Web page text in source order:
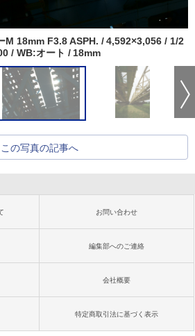
M 18mm F3.8 ASPH. / 4,592×3,056 / 1/2
/ WB:オート / 18mm
この写真の記事へ
お問い合わせ
編集部へのご連絡
会社概要
特定商取引法に基づく表示